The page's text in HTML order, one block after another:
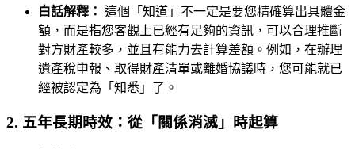
白話解釋： 這個「知道」不一定是要您精確算出具體金
額，而是指您客觀上已經有足夠的資訊，可以合理推斷
對方財產較多，並且有能力去計算差額。例如，在辦理
遺產稅申報、取得財產清單或離婚協議時，您可能就已
經被認定為「知悉」了。
2. 五年長期時效：從「關係消滅」時起算